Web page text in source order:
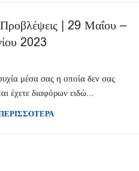
Προβλέψεις | 29 Μαΐου –
2023
μέσα σας η οποία δεν σας
έχετε διαφόρων ειδώ...